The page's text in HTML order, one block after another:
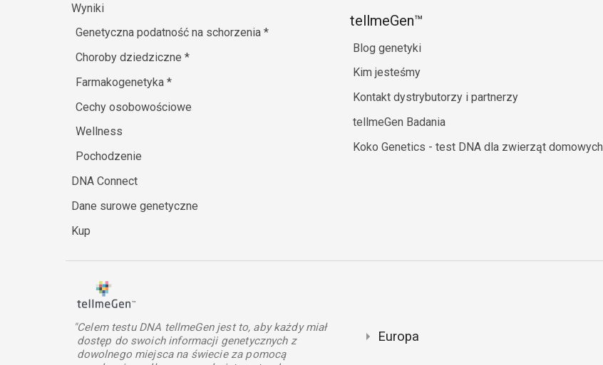
Wyniki
Genetyczna podatność na schorzenia *
Choroby dziedziczne *
Farmakogenetyka *
Cechy osobowościowe
Wellness
Pochodzenie
DNA Connect
Dane surowe genetyczne
Kup
tellmeGen™
Blog genetyki
Kim jesteśmy
Kontakt dystrybutorzy i partnerzy
tellmeGen Badania
Koko Genetics - test DNA dla zwierząt domowych
"Celem testu DNA tellmeGen jest to, aby każdy miał
dostęp do swoich informacji genetycznych z
dowolnego miejsca na świecie za pomocą
Europa